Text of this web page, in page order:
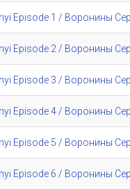
Episode 1 / Воронины
Episode 2 / Воронины
Episode 3 / Воронины
Episode 4 / Воронины
Episode 5 / Воронины
Episode 6 / Воронины